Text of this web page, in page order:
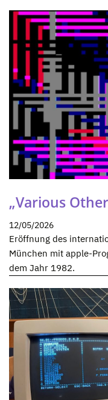
„Various
12/05/2026
Eröffnung des
München mit apple-
dem Jahr 1982.